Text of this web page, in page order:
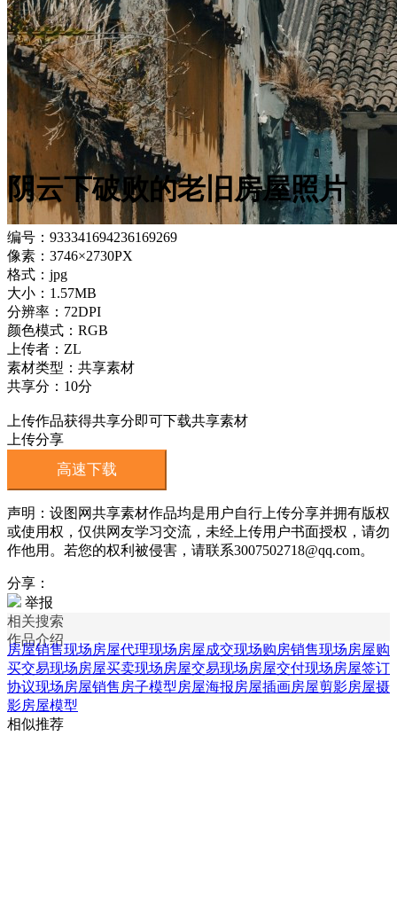
阴云下破败的老旧房屋照片
编号：933341694236169269
像素：3746×2730PX
格式：jpg
大小：1.57MB
分辨率：72DPI
颜色模式：RGB
上传者：ZL
素材类型：共享素材
共享分：10分
上传作品获得共享分即可下载共享素材
上传分享
高速下载
声明：设图网共享素材作品均是用户自行上传分享并拥有版权
或使用权，仅供网友学习交流，未经上传用户书面授权，请勿
作他用。若您的权利被侵害，请联系3007502718@qq.com。
分享：
举报
相关搜索
作品介绍
房屋销售现场房屋代理现场房屋成交现场购房销售现场房屋购
买交易现场房屋买卖现场房屋交易现场房屋交付现场房屋签订
协议现场房屋销售房子模型房屋海报房屋插画房屋剪影房屋摄
影房屋模型
相似推荐